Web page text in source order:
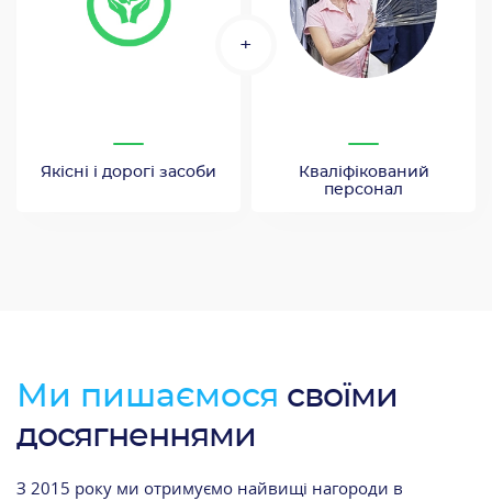
Якісні і дорогі засоби
+
Кваліфікований
персонал
Ми пишаємося своїми
досягненнями
З 2015 року ми отримуємо найвищі нагороди в